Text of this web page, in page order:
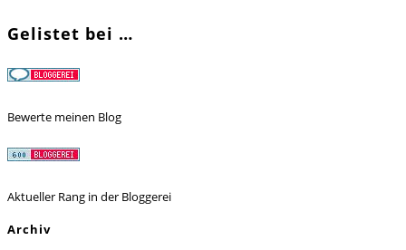
Gelistet bei …
Bewerte meinen Blog
Aktueller Rang in der Bloggerei
Archiv